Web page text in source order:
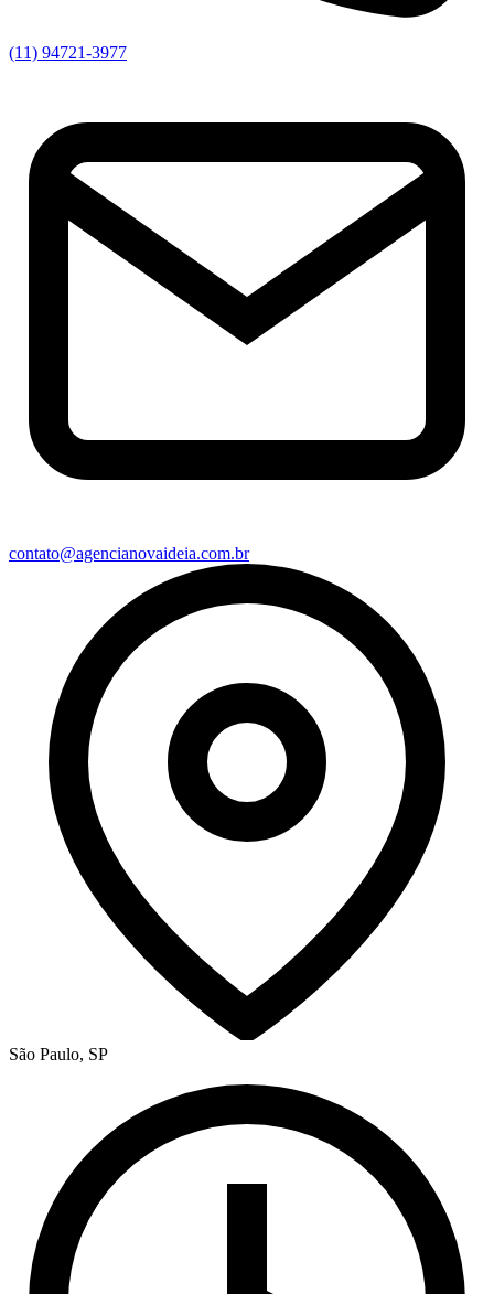
(11) 94721-3977
contato@agencianovaideia.com.br
São Paulo, SP